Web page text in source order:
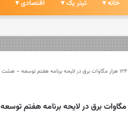
خانه ▾ تیتر یک ▾ اقتصادی ▾